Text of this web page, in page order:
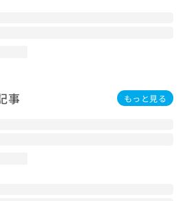
事 もっと見る